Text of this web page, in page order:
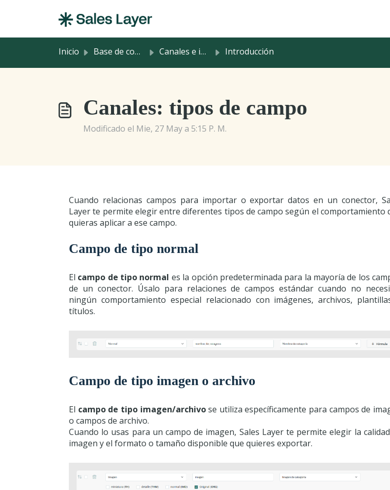
Inicio Base de conocimientos Canales e integraciones Introducción
Canales: tipos de campo
Modificado el Mie, 27 May a 5:15 P. M.
Cuando relacionas campos para importar o exportar datos en un conector,
Layer te permite elegir entre diferentes tipos de campo según el comportamiento
quieras aplicar a ese campo.
Campo de tipo normal
El campo de tipo normal es la opción predeterminada para la mayoría de los
de un conector. Úsalo para relaciones de campos estándar cuando no
ningún comportamiento especial relacionado con imágenes, archivos,
títulos.
Campo de tipo imagen o archivo
El campo de tipo imagen/archivose utiliza específicamente para campos de
o campos de archivo.
Cuando lo usas para un campo de imagen, Sales Layer te permite elegir la
imagen y el formato o tamaño disponible que quieres exportar.